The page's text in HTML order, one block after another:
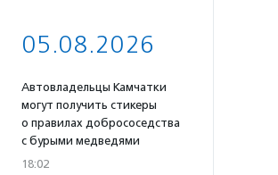
05.08.2026
Автовладельцы Камчатки
могут получить стикеры
о правилах добрососедства
с бурыми медведями
18:02